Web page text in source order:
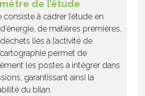
de l’étude
à cadrer l’étude en
de matières premières,
liés à l’activité de
cartographie permet de
les postes à intégrer dans
garantissant ainsi la
du bilan.